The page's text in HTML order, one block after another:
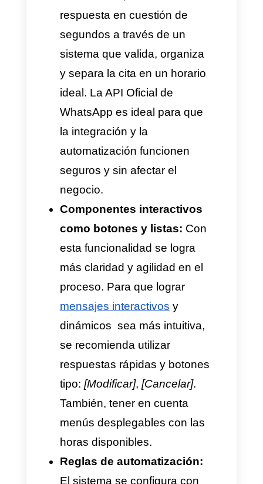
reprogramación de citas
La gestión manual para asignar,
modificar, cancelar y
reprogramar sale cara para las
empresas que necesitan
priorizar finanzas y
productividad. Un solo cambio
que el cliente solicite, desata
una cadena de interacciones,
saturando la bandeja de
entrada y distrayendo a los
asesores de aquellas tareas
que requieren más atención.
¿Cómo se mitiga este
desgaste desde la parte
técnica?
Para que la automatización de
reservas por WhatsApp con IA
sea verdaderamente eficiente y